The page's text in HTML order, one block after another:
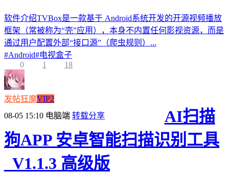
软件介绍TVBox是一款基于 Android系统开发的开源视频播放
框架（常被称为“壳”应用），本身不内置任何影视资源，而是
通过用户配置外部“接口源”（爬虫规则）...
#Android#电视盒子
0
1 18
发帖狂魔VIP2
08-05 15:10 电脑端 转载分享
AI扫描
狗APP 安卓智能扫描识别工具
_V1.1.3 高级版